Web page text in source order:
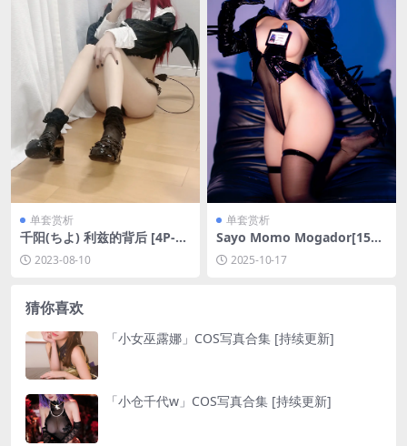
单套赏析
千阳(ちよ) 利兹的背后 [4P-9
MB]2023-08-10
单套赏析
Sayo Momo Mogador[15P-
87M]2025-10-17
猜你喜欢
「小女巫露娜」COS写真合集 [持续更新]
「小仓千代w」COS写真合集 [持续更新]